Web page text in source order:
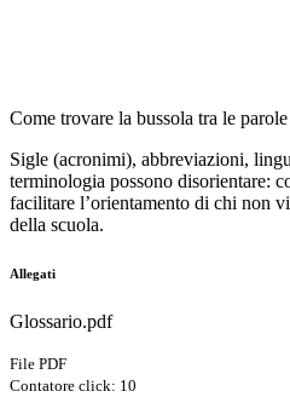
Come trovare la bussola tra le
Sigle (acronimi), abbreviazioni,
terminologia possono disorientare:
facilitare l’orientamento di chi non
della scuola.
Allegati
Glossario.pdf
File PDF
Contatore click: 10